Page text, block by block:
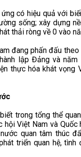
có hiệu quả với
sống; xây dựng
thải ròng về 0 vào
đang phấn đấu
lập Đảng và năm
thực hóa khát vọng
trong tổng thể
Việt Nam và Quốc
quan tâm thúc
triển quan hệ, tình